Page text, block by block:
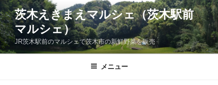
コ
ン
テ
ン
ツ
茨木えきまえマルシェ（茨木駅前
マルシェ）
JR茨木駅前のマルシェで茨木市の新鮮野菜を販売
メニュー